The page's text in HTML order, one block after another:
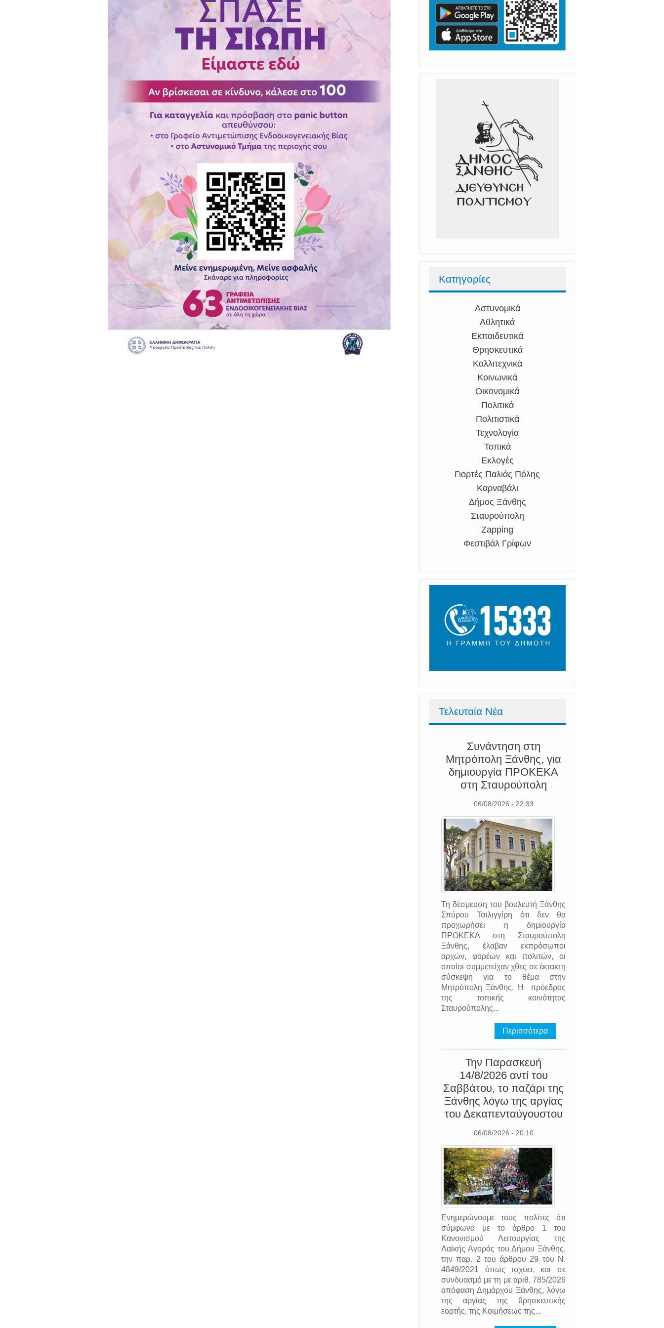
Κατηγορίες
Αστυνομικά
Αθλητικά
Εκπαιδευτικά
Θρησκευτικά
Καλλιτεχνικά
Κοινωνικά
Οικονομικά
Πολιτικά
Πολιτιστικά
Τεχνολογία
Τοπικά
Εκλογές
Γιορτές Παλιάς Πόλης
Καρναβάλι
Δήμος Ξάνθης
Σταυρούπολη
Zapping
Φεστιβάλ Γρίφων
Τελευταία Νέα
Συνάντηση στη
Μητρόπολη Ξάνθης, για
δημιουργία ΠΡΟΚΕΚΑ
στη Σταυρούπολη
06/08/2026 - 22:33
Τη δέσμευση του βουλευτή Ξάνθης
Σπύρου Τσιλιγγίρη ότι δεν θα
προχωρήσει η δημιουργία
ΠΡΟΚΕΚΑ στη Σταυρούπολη
Ξάνθης, έλαβαν εκπρόσωποι
αρχών, φορέων και πολιτών, οι
οποίοι συμμετείχαν χθες σε έκτακτη
σύσκεψη για το θέμα στην
Μητρόπολη Ξάνθης. Η πρόεδρος
της τοπικής κοινότητας
Σταυρούπολης...
Περισσότερα
Την Παρασκευή
14/8/2026 αντί του
Σαββάτου, το παζάρι της
Ξάνθης λόγω της αργίας
του Δεκαπενταύγουστου
06/08/2026 - 20:10
Ενημερώνουμε τους πολίτες ότι
σύμφωνα με το άρθρο 1 του
Κανονισμού Λειτουργίας της
Λαϊκής Αγοράς του Δήμου Ξάνθης,
την παρ. 2 του άρθρου 29 του Ν.
4849/2021 όπως ισχύει, και σε
συνδυασμό με τη με αριθ. 785/2026
απόφαση Δημάρχου Ξάνθης, λόγω
της αργίας της θρησκευτικής
εορτής, της Κοιμήσεως της...